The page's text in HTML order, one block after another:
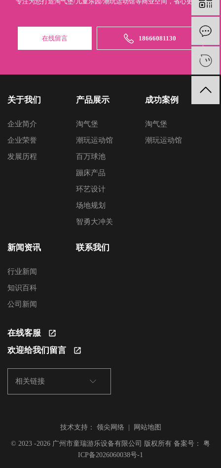
在线留言 18666081130
关于我们
企业简介
企业荣誉
发展历程
产品展示
淘气堡
潮玩运动馆
百万球池
蹦床产品
环艺设计
场地规划
智勇大冲关
成功案例
淘气堡
潮玩运动馆
新闻资讯
行业新闻
知识百科
公司新闻
联系我们
在线客服
欢迎给我们留言
相关链接
技术支持： 领尖网络 网站地图
© 2023 -2026 广州市童瑞游乐设备有限公司 版权所有 备案号： 粤
ICP备2026060038号-1